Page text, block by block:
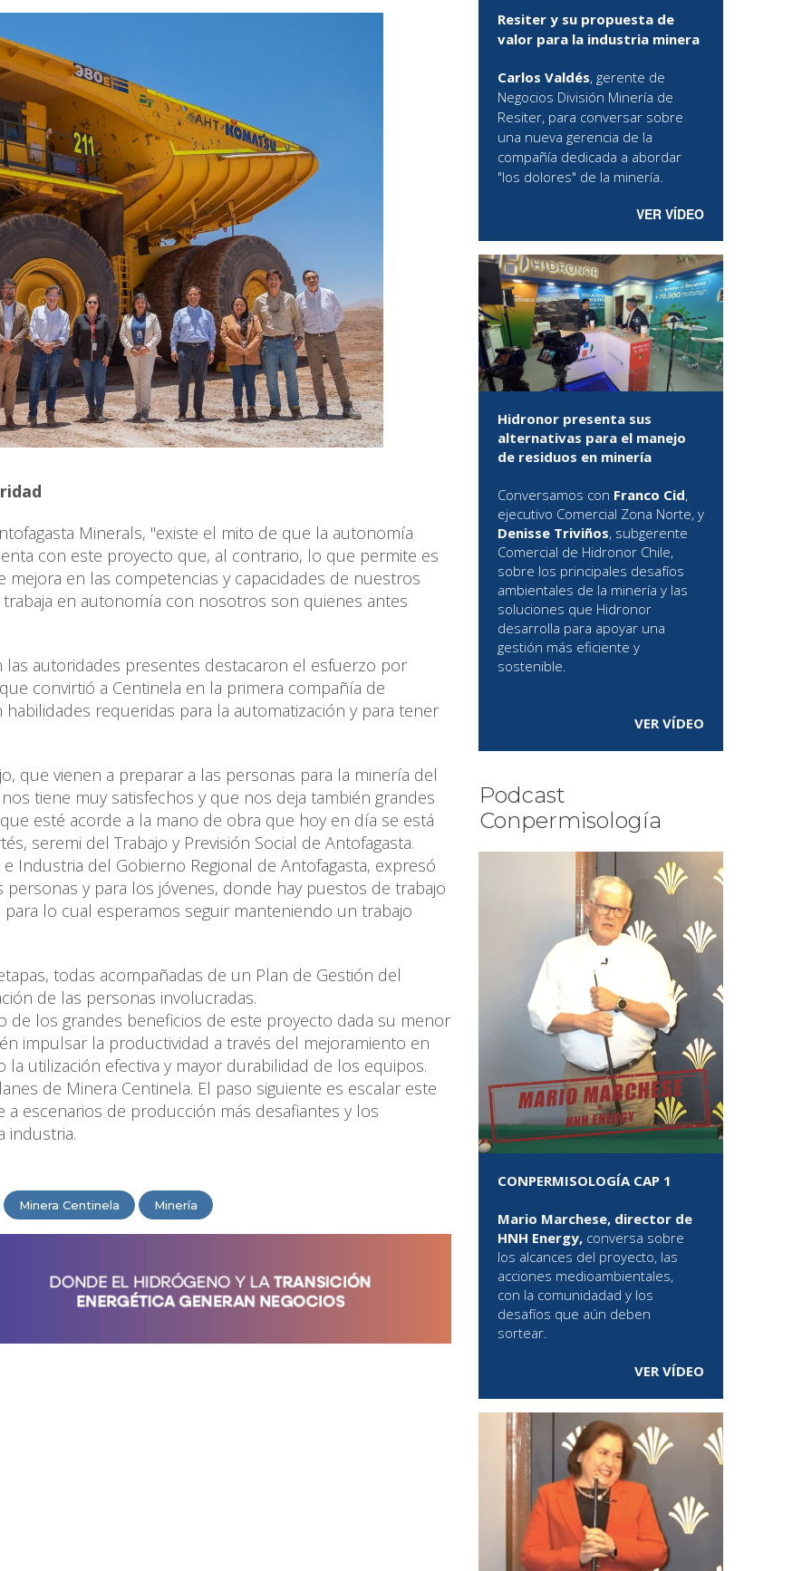
Minerals, "existe el mito de que la autonomía
con este proyecto que, al contrario, lo que permite es
en las competencias y capacidades de nuestros
en autonomía con nosotros son quienes antes
las autoridades presentes destacaron el esfuerzo por
convirtió a Centinela en la primera compañía de
requeridas para la automatización y para tener
que vienen a preparar a las personas para la minería del
tiene muy satisfechos y que nos deja también grandes
esté acorde a la mano de obra que hoy en día se está
seremi del Trabajo y Previsión Social de Antofagasta.
Industria del Gobierno Regional de Antofagasta, expresó
y para los jóvenes, donde hay puestos de trabajo
lo cual esperamos seguir manteniendo un trabajo
todas acompañadas de un Plan de Gestión del
de las personas involucradas.
de los grandes beneficios de este proyecto dada su menor
impulsar la productividad a través del mejoramiento en
utilización efectiva y mayor durabilidad de los equipos.
de Minera Centinela. El paso siguiente es escalar este
escenarios de producción más desafiantes y los
industria.
Minera Centinela Minería
Resiter y su propuesta de
valor para la industria minera
Carlos Valdés, gerente de
Negocios División Minería de
Resiter, para conversar sobre
una nueva gerencia de la
compañía dedicada a abordar
"los dolores" de la minería.
VER VÍDEO
Hidronor presenta sus
alternativas para el manejo
de residuos en minería
Conversamos con Franco Cid,
ejecutivo Comercial Zona Norte, y
Denisse Triviños, subgerente
Comercial de Hidronor Chile,
sobre los principales desafíos
ambientales de la minería y las
soluciones que Hidronor
desarrolla para apoyar una
gestión más eficiente y
sostenible.
VER VÍDEO
Podcast
Conpermisología
CONPERMISOLOGÍA CAP 1
Mario Marchese, director de
HNH Energy, conversa sobre
los alcances del proyecto, las
acciones medioambientales,
con la comunidadad y los
desafíos que aún deben
sortear.
VER VÍDEO